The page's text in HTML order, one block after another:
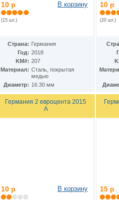
10 р
(15 шт.)
В корзину
Страна: Германия
Год: 2018
KM#: 207
Материал: Сталь, покрытая
медью
Диаметр: 16.30 мм
10 р
(20 шт.)
Германия 2 евроцента 2015
А
10 р В корзину 15 р